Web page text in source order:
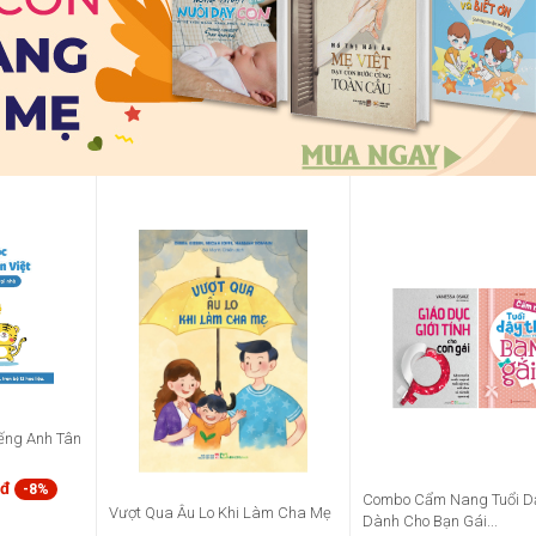
Anh Tân
-8%
Vượt Qua Âu Lo Khi Làm Cha Mẹ
Combo Cẩm Nang Tuổi
Dành Cho Bạn Gái...